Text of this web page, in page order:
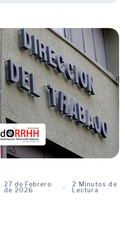
27 de Febrero
de 2026
2 Minutos de
Lectura